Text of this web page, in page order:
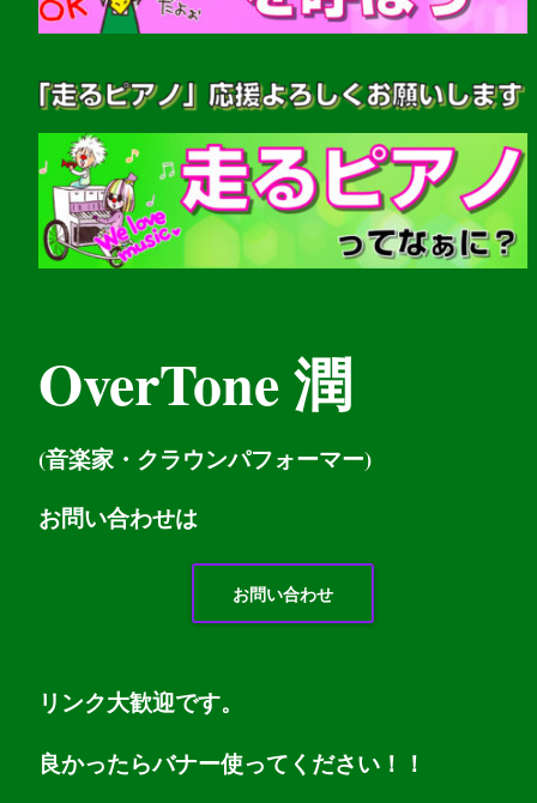
OverTone 潤
(音楽家・クラウンパフォーマー)
お問い合わせは
お問い合わせ
リンク大歓迎です。
良かったらバナー使ってください！！